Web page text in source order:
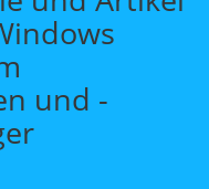
und -